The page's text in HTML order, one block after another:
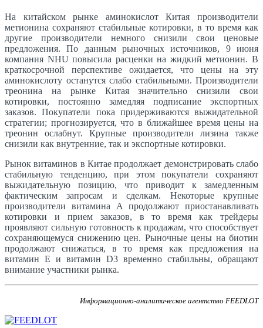
На китайском рынке аминокислот Китая производители
метионина сохраняют стабильные котировки, в то время как
другие производители немного снизили свои ценовые
предложения. По данным рыночных источников, 9 июня
компания NHU повысила расценки на жидкий метионин. В
краткосрочной перспективе ожидается, что цены на эту
аминокислоту останутся слабо стабильными. Производители
треонина на рынке Китая значительно снизили свои
котировки, постоянно замедляя подписание экспортных
заказов. Покупатели пока придерживаются выжидательной
стратегии; прогнозируется, что в ближайшее время цены на
треонин ослабнут. Крупные производители лизина также
снизили как внутренние, так и экспортные котировки.
Рынок витаминов в Китае продолжает демонстрировать слабо
стабильную тенденцию, при этом покупатели сохраняют
выжидательную позицию, что приводит к замедленным
фактическим запросам и сделкам. Некоторые крупные
производители витамина А продолжают приостанавливать
котировки и прием заказов, в то время как трейдеры
проявляют сильную готовность к продажам, что способствует
сохраняющемуся снижению цен. Рыночные цены на биотин
продолжают снижаться, в то время как предложения на
витамин E и витамин D3 временно стабильны, обращают
внимание участники рынка.
Информационно-аналитическое агентство FEEDLOT